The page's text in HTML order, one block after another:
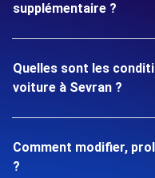
supplémentaire ?
Quelles sont les
voiture à Sevran ?
Comment modifier,
?